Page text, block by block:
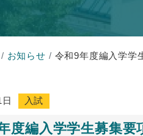
お知らせ 令和9年度編入学学
入試
度編入学学生募集要